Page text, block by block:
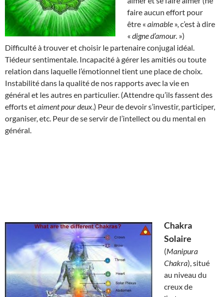
faire aucun effort pour
être « aimable », c’est à dire
« digne d’amour. »)
Difficulté à trouver et choisir le partenaire conjugal idéal.
Tiédeur sentimentale. Incapacité à gérer les amitiés ou toute
relation dans laquelle l’émotionnel tient une place de choix.
Instabilité dans la qualité de nos rapports avec la vie en
général et les autres en particulier. (Attendre qu’ils fassent des
efforts etaiment pour deux.) Peur de devoir s’investir, participer,
organiser, etc. Peur de se servir de l’intellect ou du mental en
général.
Chakra
Solaire
(Manipura
Chakra), situé
au niveau du
creux de